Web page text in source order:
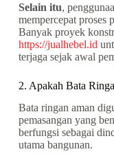
Selain itu,
mempercepat proses
Banyak proyek
https://jualhebel.id
terjaga sejak awal
2. Apakah Bata
Bata ringan aman
pemasangan yang
berfungsi sebagai
utama bangunan.